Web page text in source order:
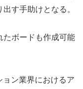
す手助けとなる。
たボードも作成可能
ョン業界におけるア